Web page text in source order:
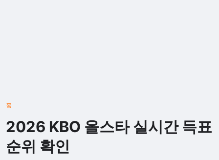
홈
2026 KBO 올스타 실시간 득표
순위 확인